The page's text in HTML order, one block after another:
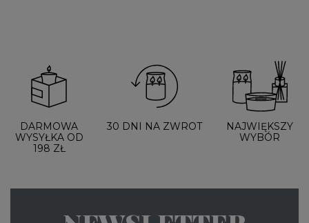
DARMOWA
WYSYŁKA OD
198 ZŁ
30 DNI NA ZWROT
NAJWIĘKSZY
WYBÓR